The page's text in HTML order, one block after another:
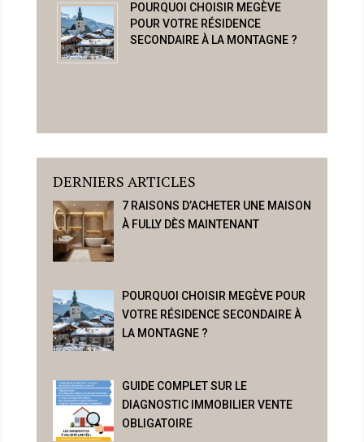
POURQUOI CHOISIR MEGÈVE
POUR VOTRE RÉSIDENCE
SECONDAIRE À LA MONTAGNE ?
DERNIERS ARTICLES
7 RAISONS D’ACHETER UNE MAISON
À FULLY DÈS MAINTENANT
POURQUOI CHOISIR MEGÈVE POUR
VOTRE RÉSIDENCE SECONDAIRE À
LA MONTAGNE ?
GUIDE COMPLET SUR LE
DIAGNOSTIC IMMOBILIER VENTE
OBLIGATOIRE